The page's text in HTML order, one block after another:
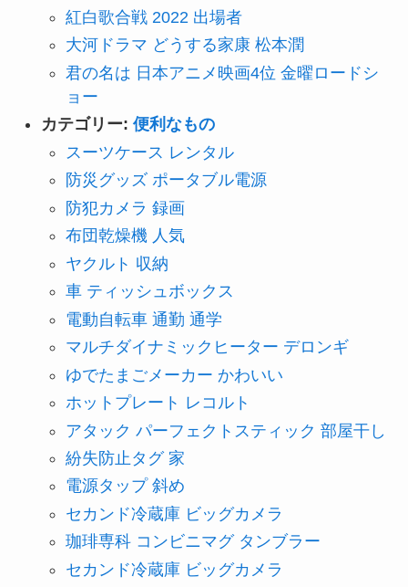
紅白歌合戦 2022 出場者
大河ドラマ どうする家康 松本潤
君の名は 日本アニメ映画4位 金曜ロードシ
ョー
カテゴリー: 便利なもの
スーツケース レンタル
防災グッズ ポータブル電源
防犯カメラ 録画
布団乾燥機 人気
ヤクルト 収納
車 ティッシュボックス
電動自転車 通勤 通学
マルチダイナミックヒーター デロンギ
ゆでたまごメーカー かわいい
ホットプレート レコルト
アタック パーフェクトスティック 部屋干し
紛失防止タグ 家
電源タップ 斜め
セカンド冷蔵庫 ビッグカメラ
珈琲専科 コンビニマグ タンブラー
セカンド冷蔵庫 ビッグカメラ